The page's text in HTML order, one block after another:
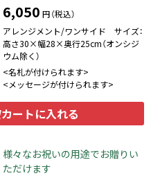
6,050 円（税込）
アレンジメント/ワンサイド サイズ：
高さ30×幅28×奥行25cm（オンシジ
ウム除く）
<名札が付けられます>
<メッセージが付けられます>
カートに入れる
様々なお祝いの用途でお贈りい
ただけます